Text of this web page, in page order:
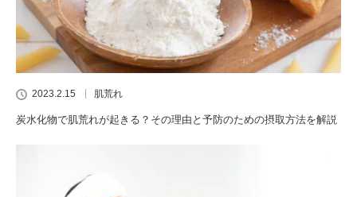
2023.2.15 肌荒れ
炭水化物で肌荒れが起きる？その理由と予防のための摂取方法を解説